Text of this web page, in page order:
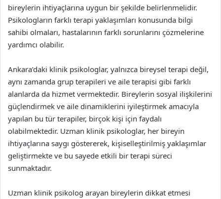
bireylerin ihtiyaçlarına uygun bir şekilde belirlenmelidir.
Psikologların farklı terapi yaklaşımları konusunda bilgi
sahibi olmaları, hastalarının farklı sorunlarını çözmelerine
yardımcı olabilir.
Ankara’daki klinik psikologlar, yalnızca bireysel terapi değil,
aynı zamanda grup terapileri ve aile terapisi gibi farklı
alanlarda da hizmet vermektedir. Bireylerin sosyal ilişkilerini
güçlendirmek ve aile dinamiklerini iyileştirmek amacıyla
yapılan bu tür terapiler, birçok kişi için faydalı
olabilmektedir. Uzman klinik psikologlar, her bireyin
ihtiyaçlarına saygı göstererek, kişiselleştirilmiş yaklaşımlar
geliştirmekte ve bu sayede etkili bir terapi süreci
sunmaktadır.
Uzman klinik psikolog arayan bireylerin dikkat etmesi